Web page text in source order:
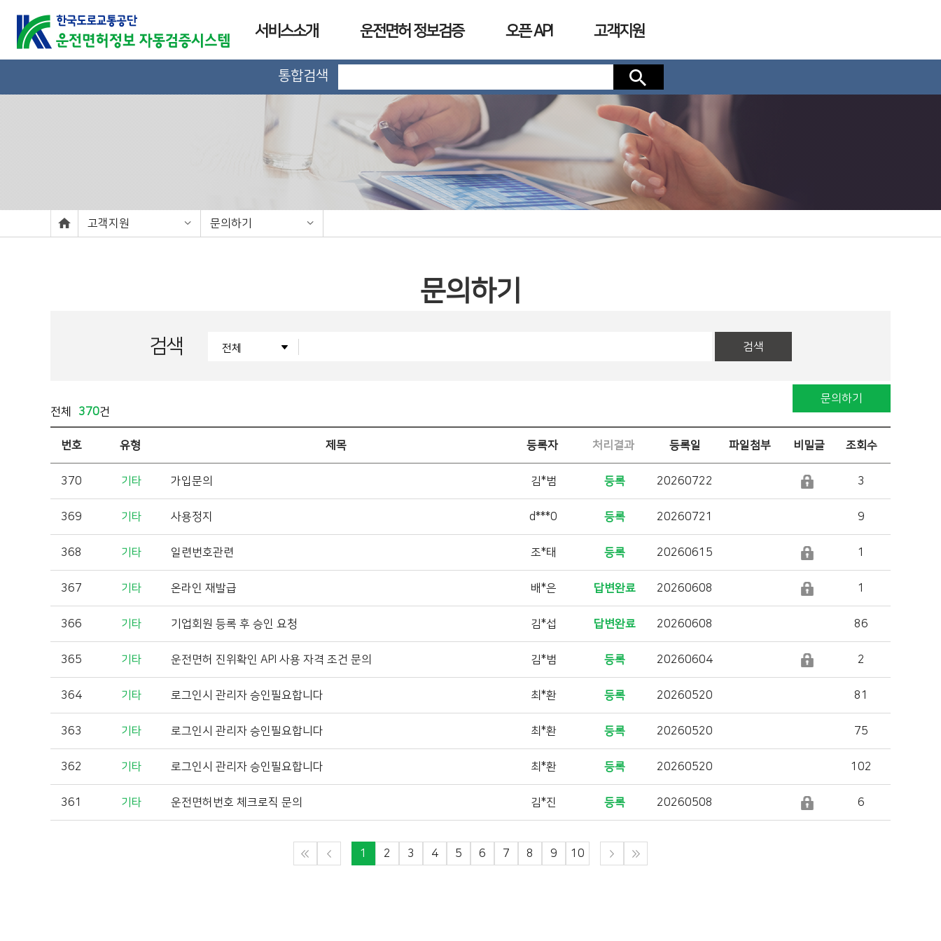
서비스소개 운전면허 정보검증 오픈 API 고객지원
통합검색 검색
고객지원 문의하기
문의하기
검색 검색
전체 370건
문의하기
번호 유형 제목 등록자 처리결과 등록일 파일첨부 비밀글 조회수
370 기타 가입문의 김*범 등록 20260722 3
369 기타 사용정지 d***0 등록 20260721 9
368 기타 일련번호관련 조*태 등록 20260615 1
367 기타 온라인 재발급 배*은 답변완료 20260608 1
366 기타 기업회원 등록 후 승인 요청 김*섭 답변완료 20260608 86
365 기타 운전면허 진위확인 API 사용 자격 조건 문의 김*범 등록 20260604 2
364 기타 로그인시 관리자 승인필요합니다 최*환 등록 20260520 81
363 기타 로그인시 관리자 승인필요합니다 최*환 등록 20260520 75
362 기타 로그인시 관리자 승인필요합니다 최*환 등록 20260520 102
361 기타 운전면허번호 체크로직 문의 김*진 등록 20260508 6
1 2 3 4 5 6 7 8 9 10